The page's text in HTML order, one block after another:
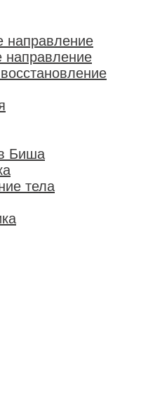
направление
направление
Биша
тела